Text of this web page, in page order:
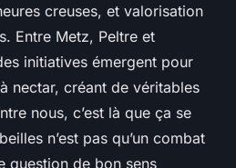
creuses, et valorisation
Entre Metz, Peltre et
initiatives émergent pour
nectar, créant de véritables
nous, c’est là que ça se
n’est pas qu’un combat
question de bon sens